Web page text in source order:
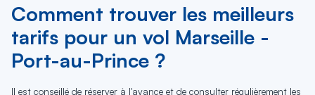
Comment trouver les meilleurs
tarifs pour un vol Marseille -
Port-au-Prince ?
Il est conseillé de réserver à l'avance et de consulter régulièrement les